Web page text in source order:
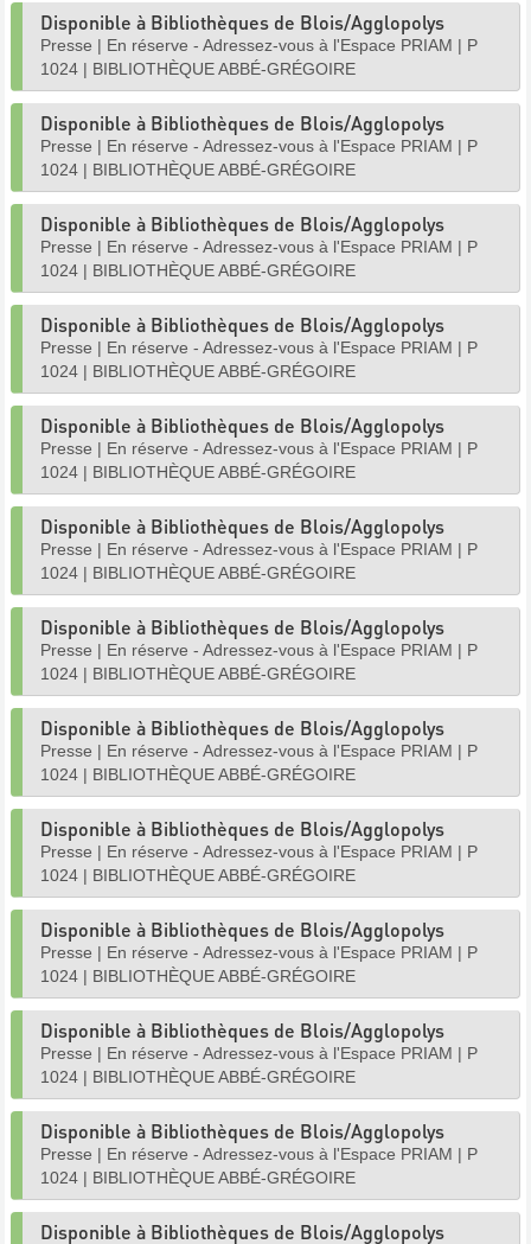
Disponible à Bibliothèques de Blois/Agglopolys
Presse | En réserve - Adressez-vous à l'Espace PRIAM | P
1024 | BIBLIOTHÈQUE ABBÉ-GRÉGOIRE
Disponible à Bibliothèques de Blois/Agglopolys
Presse | En réserve - Adressez-vous à l'Espace PRIAM | P
1024 | BIBLIOTHÈQUE ABBÉ-GRÉGOIRE
Disponible à Bibliothèques de Blois/Agglopolys
Presse | En réserve - Adressez-vous à l'Espace PRIAM | P
1024 | BIBLIOTHÈQUE ABBÉ-GRÉGOIRE
Disponible à Bibliothèques de Blois/Agglopolys
Presse | En réserve - Adressez-vous à l'Espace PRIAM | P
1024 | BIBLIOTHÈQUE ABBÉ-GRÉGOIRE
Disponible à Bibliothèques de Blois/Agglopolys
Presse | En réserve - Adressez-vous à l'Espace PRIAM | P
1024 | BIBLIOTHÈQUE ABBÉ-GRÉGOIRE
Disponible à Bibliothèques de Blois/Agglopolys
Presse | En réserve - Adressez-vous à l'Espace PRIAM | P
1024 | BIBLIOTHÈQUE ABBÉ-GRÉGOIRE
Disponible à Bibliothèques de Blois/Agglopolys
Presse | En réserve - Adressez-vous à l'Espace PRIAM | P
1024 | BIBLIOTHÈQUE ABBÉ-GRÉGOIRE
Disponible à Bibliothèques de Blois/Agglopolys
Presse | En réserve - Adressez-vous à l'Espace PRIAM | P
1024 | BIBLIOTHÈQUE ABBÉ-GRÉGOIRE
Disponible à Bibliothèques de Blois/Agglopolys
Presse | En réserve - Adressez-vous à l'Espace PRIAM | P
1024 | BIBLIOTHÈQUE ABBÉ-GRÉGOIRE
Disponible à Bibliothèques de Blois/Agglopolys
Presse | En réserve - Adressez-vous à l'Espace PRIAM | P
1024 | BIBLIOTHÈQUE ABBÉ-GRÉGOIRE
Disponible à Bibliothèques de Blois/Agglopolys
Presse | En réserve - Adressez-vous à l'Espace PRIAM | P
1024 | BIBLIOTHÈQUE ABBÉ-GRÉGOIRE
Disponible à Bibliothèques de Blois/Agglopolys
Presse | En réserve - Adressez-vous à l'Espace PRIAM | P
1024 | BIBLIOTHÈQUE ABBÉ-GRÉGOIRE
Disponible à Bibliothèques de Blois/Agglopolys